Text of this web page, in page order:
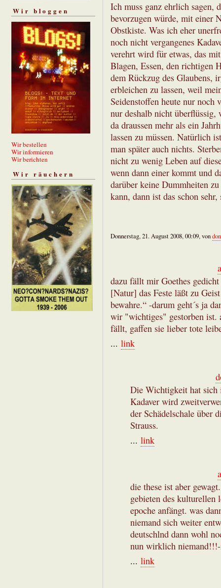
Wir bloggen
Wir bestellen
Wir informieren
Wir berichten
Wir räuchern
Ich muss ganz ehrlich sagen,
bevorzugen würde, mit einer
Obstkiste. Was ich eher
noch nicht vergangenes
verehrt wird für etwas, das
Blagen, Essen, den richtigen
dem Rückzug des Glaubens,
erbleichen zu lassen, weil
Seidenstoffen heute nur noch
nur deshalb nicht
da draussen mehr als ein
lassen zu müssen. Natürlich
man später auch nichts.
nicht zu wenig Leben auf
wenn dann einer kommt und
darüber keine Dummheiten
kann, dann ist das schon
Donnerstag, 21. August 2008, 00:09, von
dazu fällt mir Goethes
[Natur] das Feste läßt zu
bewahre.“ -darum geht´s ja
wir "wichtiges" gestorben ist.
fällt, gaffen sie lieber tote
... link
Die Wichtigkeit hat sich
Kadaver wird
der Schädelschale über
Strauss.
... link
die these ist aber
gebieten des
epoche anfängt. was
niemand sich weiter
deutschlnd dann wohl
nun wirklich
... link